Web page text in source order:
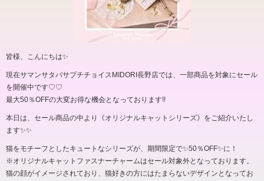
皆様、こんにちは✨️
現在サマンサタバサプチチョイスMIDORI長野店では、一部商品を対象にセール
を開催中です♡♡
最大50％OFFの大変お得な機会となっております!!
本日は、セール商品の中より《オリジナルキャットシリーズ》をご紹介いたし
ます✨️✨️
猫をモチーフとしたキュートなシリーズが、期間限定で✨️50％OFF✨️に！
※オリジナルキャットファスナーチャームはセール対象外となっております。
猫の顔がイメージされており、猫好きの方にはたまらないデザインとなってお